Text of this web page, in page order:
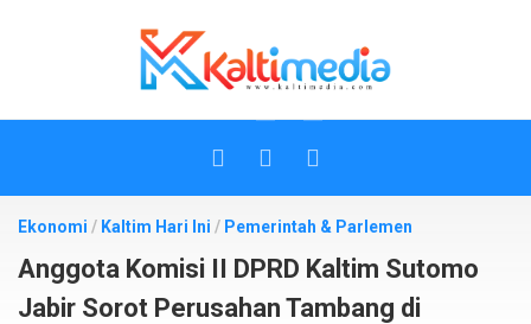
Ekonomi / Kaltim Hari Ini / Pemerintah & Parlemen
Anggota Komisi II DPRD Kaltim Sutomo
Jabir Sorot Perusahan Tambang di